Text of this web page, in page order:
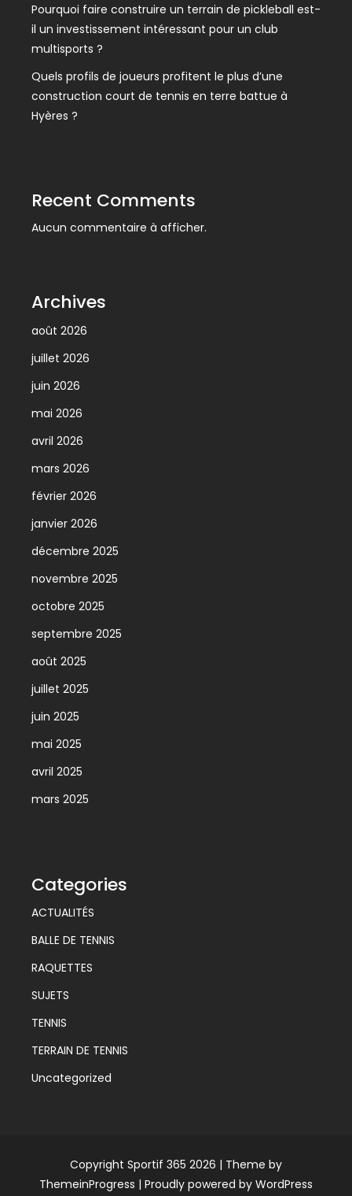
Pourquoi faire construire un terrain de pickleball est-
il un investissement intéressant pour un club
multisports ?
Quels profils de joueurs profitent le plus d’une
construction court de tennis en terre battue à
Hyères ?
Recent Comments
Aucun commentaire à afficher.
Archives
août 2026
juillet 2026
juin 2026
mai 2026
avril 2026
mars 2026
février 2026
janvier 2026
décembre 2025
novembre 2025
octobre 2025
septembre 2025
août 2025
juillet 2025
juin 2025
mai 2025
avril 2025
mars 2025
Categories
ACTUALITÉS
BALLE DE TENNIS
RAQUETTES
SUJETS
TENNIS
TERRAIN DE TENNIS
Uncategorized
Copyright Sportif 365 2026 | Theme by
ThemeinProgress | Proudly powered by WordPress